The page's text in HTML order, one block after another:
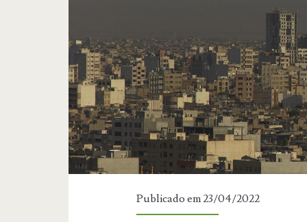
Publicado em 23/04/2022